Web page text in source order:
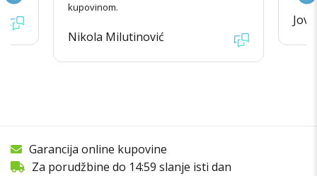
kupovinom.
Nikola Milutinović
Garancija online kupovine
Za porudžbine do 14:59 slanje isti dan